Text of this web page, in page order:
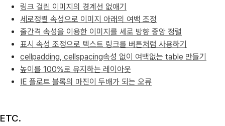
링크 걸린 이미지의 경계선 없애기
세로정렬 속성으로 이미지 아래의 여백 조정
줄간격 속성을 이용한 이미지를 세로 방향 중앙 정렬
표시 속성 조정으로 텍스트 링크를 버튼처럼 사용하기
cellpadding, cellspacing속성 없이 여백없는 table 만들기
높이를 100%로 유지하는 레이아웃
IE 플로트 블록의 마진이 두배가 되는 오류
ETC.